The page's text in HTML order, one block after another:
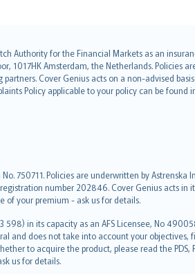
Authority for the Financial Markets as an
1017HK Amsterdam, the Netherlands. Policies
Cover Genius acts on a non-advised
Policy applicable to your policy can be
750711. Policies are underwritten by Astrenska
number 202846. Cover Genius acts in
of your premium - ask us for details.
598) in its capacity as an AFS Licensee, No
and does not take into account your objectives,
to acquire the product, please read the PDS,
us for details.